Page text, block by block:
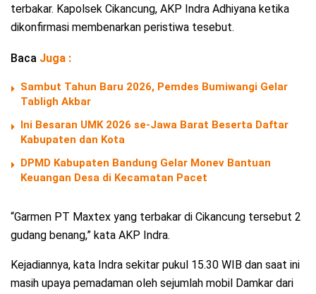
terbakar. Kapolsek Cikancung, AKP Indra Adhiyana ketika
dikonfirmasi membenarkan peristiwa tesebut.
Baca Juga :
Sambut Tahun Baru 2026, Pemdes Bumiwangi Gelar
Tabligh Akbar
Ini Besaran UMK 2026 se-Jawa Barat Beserta Daftar
Kabupaten dan Kota
DPMD Kabupaten Bandung Gelar Monev Bantuan
Keuangan Desa di Kecamatan Pacet
“Garmen PT Maxtex yang terbakar di Cikancung tersebut 2
gudang benang,” kata AKP Indra.
Kejadiannya, kata Indra sekitar pukul 15.30 WIB dan saat ini
masih upaya pemadaman oleh sejumlah mobil Damkar dari